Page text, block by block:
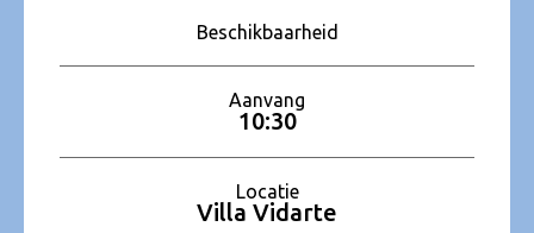
Beschikbaarheid
Aanvang
10:30
Locatie
Villa Vidarte